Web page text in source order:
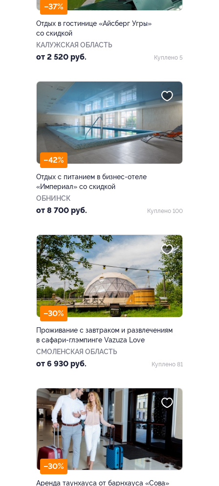
–37%
Отдых в гостинице «Айсберг Угры»
со скидкой
КАЛУЖСКАЯ ОБЛАСТЬ
от 2 520 руб. Куплено 5
–42%
Отдых с питанием в бизнес-отеле
«Империал» со скидкой
ОБНИНСК
от 8 700 руб. Куплено 100
–30%
Проживание с завтраком и развлечениям
в сафари-глэмпинге Vazuza Love
СМОЛЕНСКАЯ ОБЛАСТЬ
от 6 930 руб. Куплено 81
–30%
Аренда таунхауса от барнхауса «Сова»